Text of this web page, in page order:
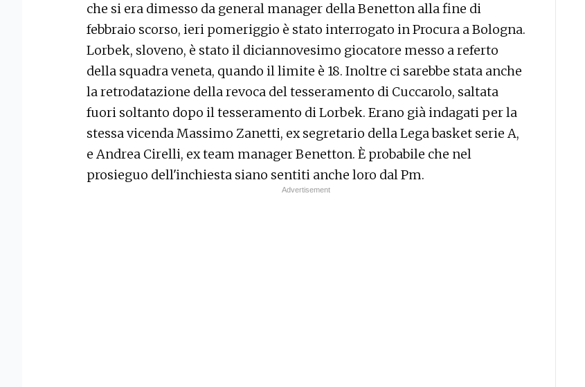
che si era dimesso da general manager della Benetton alla fine di
febbraio scorso, ieri pomeriggio è stato interrogato in Procura a Bologna.
Lorbek, sloveno, è stato il diciannovesimo giocatore messo a referto
della squadra veneta, quando il limite è 18. Inoltre ci sarebbe stata anche
la retrodatazione della revoca del tesseramento di Cuccarolo, saltata
fuori soltanto dopo il tesseramento di Lorbek. Erano già indagati per la
stessa vicenda Massimo Zanetti, ex segretario della Lega basket serie A,
e Andrea Cirelli, ex team manager Benetton. È probabile che nel
prosieguo dell'inchiesta siano sentiti anche loro dal Pm.